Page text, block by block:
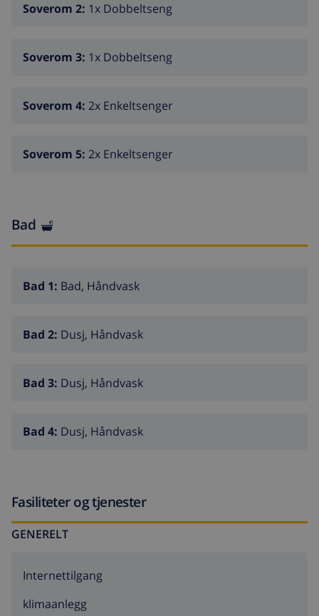
Soverom 2: 1x Dobbeltseng
Soverom 3: 1x Dobbeltseng
Soverom 4: 2x Enkeltsenger
Soverom 5: 2x Enkeltsenger
Bad
Bad 1: Bad, Håndvask
Bad 2: Dusj, Håndvask
Bad 3: Dusj, Håndvask
Bad 4: Dusj, Håndvask
Fasiliteter og tjenester
GENERELT
Internettilgang
klimaanlegg